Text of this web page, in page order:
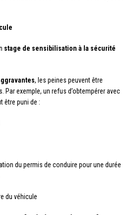
stage de sensibilisation à la sécurité
, les peines peuvent être
Par exemple, un refus d’obtempérer avec
être puni de :
du permis de conduire pour une durée
du véhicule